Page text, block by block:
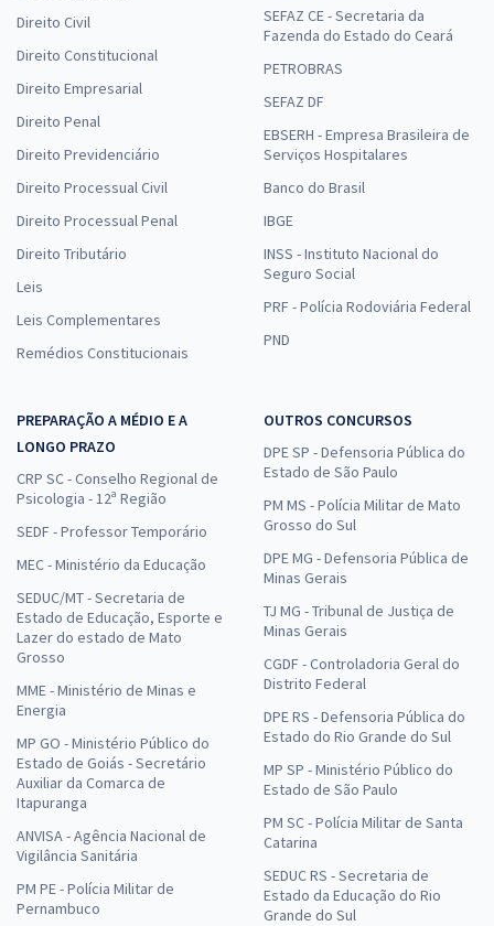
Direito Civil
Direito Constitucional
Direito Empresarial
Direito Penal
Direito Previdenciário
Direito Processual Civil
Direito Processual Penal
Direito Tributário
Leis
Leis Complementares
Remédios Constitucionais
SEFAZ CE - Secretaria da
Fazenda do Estado do Ceará
PETROBRAS
SEFAZ DF
EBSERH - Empresa Brasileira de
Serviços Hospitalares
Banco do Brasil
IBGE
INSS - Instituto Nacional do
Seguro Social
PRF - Polícia Rodoviária Federal
PND
PREPARAÇÃO A MÉDIO E A
LONGO PRAZO
CRP SC - Conselho Regional de
Psicologia - 12ª Região
SEDF - Professor Temporário
MEC - Ministério da Educação
SEDUC/MT - Secretaria de
Estado de Educação, Esporte e
Lazer do estado de Mato
Grosso
MME - Ministério de Minas e
Energia
MP GO - Ministério Público do
Estado de Goiás - Secretário
Auxiliar da Comarca de
Itapuranga
ANVISA - Agência Nacional de
Vigilância Sanitária
PM PE - Polícia Militar de
Pernambuco
OUTROS CONCURSOS
DPE SP - Defensoria Pública do
Estado de São Paulo
PM MS - Polícia Militar de Mato
Grosso do Sul
DPE MG - Defensoria Pública de
Minas Gerais
TJ MG - Tribunal de Justiça de
Minas Gerais
CGDF - Controladoria Geral do
Distrito Federal
DPE RS - Defensoria Pública do
Estado do Rio Grande do Sul
MP SP - Ministério Público do
Estado de São Paulo
PM SC - Polícia Militar de Santa
Catarina
SEDUC RS - Secretaria de
Estado da Educação do Rio
Grande do Sul